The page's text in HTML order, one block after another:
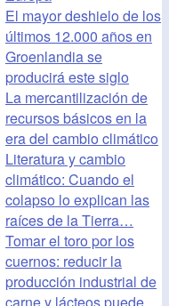
El mayor deshielo de los
últimos 12.000 años en
Groenlandia se
producirá este siglo
La mercantilización de
recursos básicos en la
era del cambio climático
Literatura y cambio
climático: Cuando el
colapso lo explican las
raíces de la Tierra…
Tomar el toro por los
cuernos: reducir la
producción industrial de